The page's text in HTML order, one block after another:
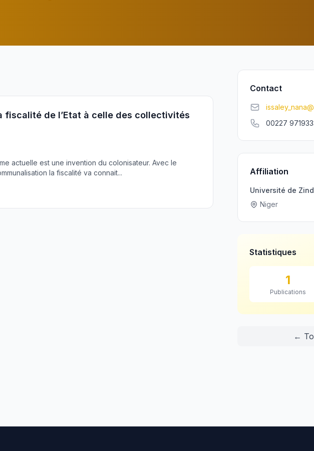
fiscalité de l’Etat à celle des collectivités
actuelle est une invention du colonisateur. Avec le
la fiscalité va connait...
Contact
00227
Affiliation
Université de
Niger
Statistiques
1
Publications
←